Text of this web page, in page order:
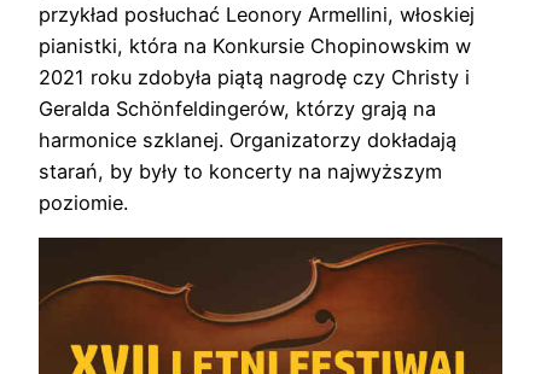
przykład posłuchać Leonory Armellini, włoskiej
pianistki, która na Konkursie Chopinowskim w
2021 roku zdobyła piątą nagrodę czy Christy i
Geralda Schönfeldingerów, którzy grają na
harmonice szklanej. Organizatorzy dokładają
starań, by były to koncerty na najwyższym
poziomie.